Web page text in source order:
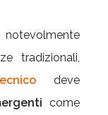
tradizionali,
deve
come